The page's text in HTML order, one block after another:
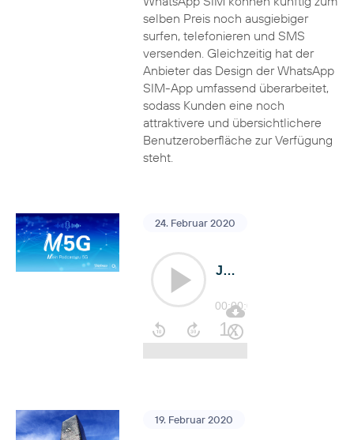
selben Preis noch ausgiebiger
surfen, telefonieren und SMS
versenden. Gleichzeitig hat der
Anbieter das Design der WhatsApp
SIM-App umfassend überarbeitet,
sodass Kunden eine noch
attraktivere und übersichtlichere
Benutzeroberfläche zur Verfügung
steht.
24. Februar 2020
19. Februar 2020